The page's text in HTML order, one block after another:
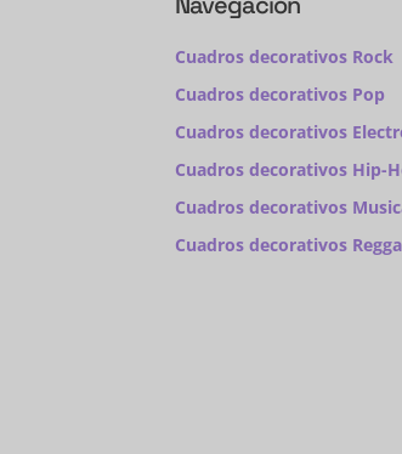
Cuadros decorativos Rock
Cuadros decorativos Pop
Cuadros decorativos
Cuadros decorativos Hip-
Cuadros decorativos
Cuadros decorativos